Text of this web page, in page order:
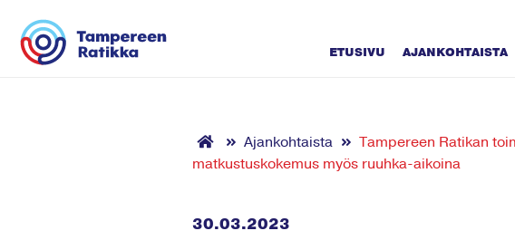
ETUSIVU AJANKOHTAISTA
Ajankohtaista
Tampereen Ratikan
matkustuskokemus myös ruuhka-aikoina
30.03.2023